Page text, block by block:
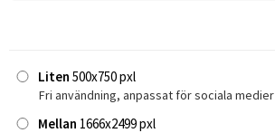
Liten 500x750 pxl
Fri användning, anpassat för sociala medier
Mellan 1666x2499 pxl